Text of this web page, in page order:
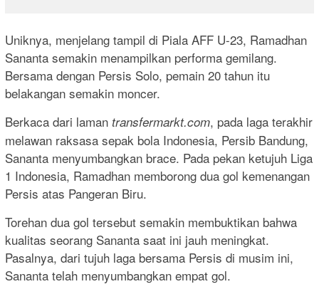
Uniknya, menjelang tampil di Piala AFF U-23, Ramadhan
Sananta semakin menampilkan performa gemilang.
Bersama dengan Persis Solo, pemain 20 tahun itu
belakangan semakin moncer.
Berkaca dari laman transfermarkt.com, pada laga terakhir
melawan raksasa sepak bola Indonesia, Persib Bandung,
Sananta menyumbangkan brace. Pada pekan ketujuh Liga
1 Indonesia, Ramadhan memborong dua gol kemenangan
Persis atas Pangeran Biru.
Torehan dua gol tersebut semakin membuktikan bahwa
kualitas seorang Sananta saat ini jauh meningkat.
Pasalnya, dari tujuh laga bersama Persis di musim ini,
Sananta telah menyumbangkan empat gol.